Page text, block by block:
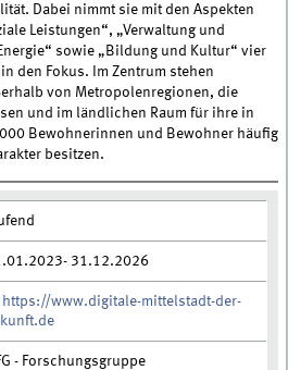
Dabei nimmt sie mit den Aspekten
Leistungen“, „Verwaltung und
sowie „Bildung und Kultur“ vier
den Fokus. Im Zentrum stehen
von Metropolenregionen, die
und im ländlichen Raum für ihre in
Bewohnerinnen und Bewohner häufig
besitzen.
31.12.2026
https://www.digitale-mittelstadt-der-
- Forschungsgruppe